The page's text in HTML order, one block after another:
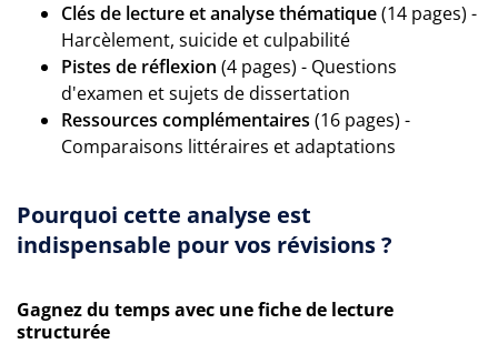
Clés de lecture et analyse thématique(14 pages) -
Harcèlement, suicide et culpabilité
Pistes de réflexion (4 pages) - Questions
d'examen et sujets de dissertation
Ressources complémentaires (16 pages) -
Comparaisons littéraires et adaptations
Pourquoi cette analyse est
indispensable pour vos révisions ?
Gagnez du temps avec une fiche de lecture
structurée